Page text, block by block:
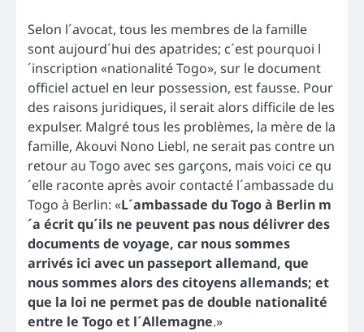
Selon l´avocat, tous les membres de la famille
sont aujourd´hui des apatrides; c´est pourquoi l
´inscription «nationalité Togo», sur le document
officiel actuel en leur possession, est fausse. Pour
des raisons juridiques, il serait alors difficile de les
expulser. Malgré tous les problèmes, la mère de la
famille, Akouvi Nono Liebl, ne serait pas contre un
retour au Togo avec ses garçons, mais voici ce qu
´elle raconte après avoir contacté l´ambassade du
Togo à Berlin: «L´ambassade du Togo à Berlin m
´a écrit qu´ils ne peuvent pas nous délivrer des
documents de voyage, car nous sommes
arrivés ici avec un passeport allemand, que
nous sommes alors des citoyens allemands; et
que la loi ne permet pas de double nationalité
entre le Togo et l´Allemagne.»